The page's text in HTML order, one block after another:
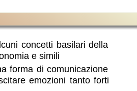
concetti basilari della
e simili
forma di comunicazione
emozioni tanto forti